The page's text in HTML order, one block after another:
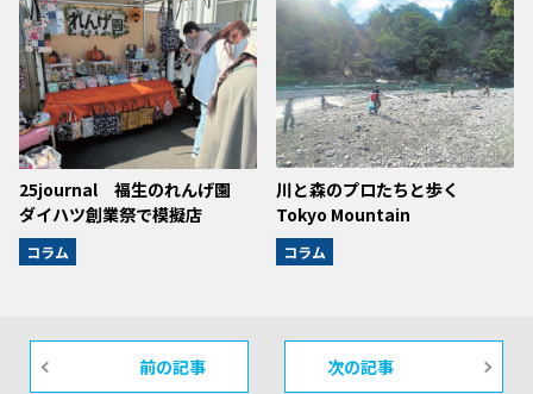
25journal 福生のれんげ園
ダイハツ創業祭で模擬店
コラム
川と森のプロたちと歩く
Tokyo Mountain
コラム
前の記事 次の記事